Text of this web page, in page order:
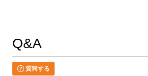
Q&A
質問する